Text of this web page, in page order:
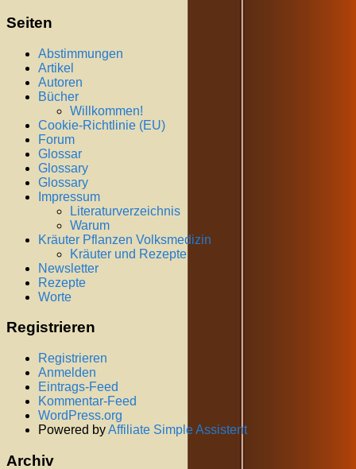
Seiten
Abstimmungen
Artikel
Autoren
Bücher
Willkommen!
Cookie-Richtlinie (EU)
Forum
Glossar
Glossary
Glossary
Impressum
Literaturverzeichnis
Warum
Kräuter Pflanzen Volksmedizin
Kräuter und Rezepte
Newsletter
Rezepte
Worte
Registrieren
Registrieren
Anmelden
Eintrags-Feed
Kommentar-Feed
WordPress.org
Powered byAffiliate Simple Assistent
Archiv